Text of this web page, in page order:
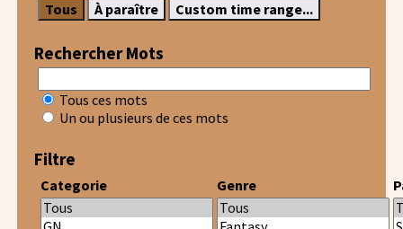
Rechercher Mots
Tous ces mots
Un ou plusieurs de ces mots
Filtre
Categorie Genre